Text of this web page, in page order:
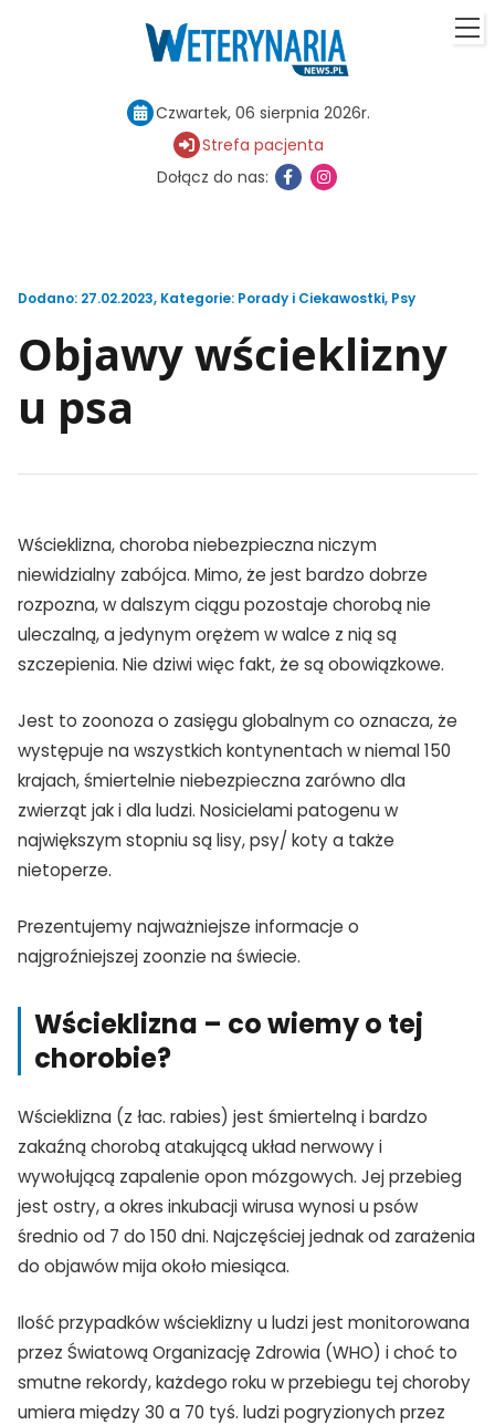
Czwartek, 06 sierpnia 2026r.
Strefa pacjenta
Dołącz do nas:
Dodano: 27.02.2023, Kategorie: Porady i Ciekawostki, Psy
Objawy wścieklizny
u psa
Wścieklizna, choroba niebezpieczna niczym
niewidzialny zabójca. Mimo, że jest bardzo dobrze
rozpozna, w dalszym ciągu pozostaje chorobą nie
uleczalną, a jedynym orężem w walce z nią są
szczepienia. Nie dziwi więc fakt, że są obowiązkowe.
Jest to zoonoza o zasięgu globalnym co oznacza, że
występuje na wszystkich kontynentach w niemal 150
krajach, śmiertelnie niebezpieczna zarówno dla
zwierząt jak i dla ludzi. Nosicielami patogenu w
największym stopniu są lisy, psy/ koty a także
nietoperze.
Prezentujemy najważniejsze informacje o
najgroźniejszej zoonzie na świecie.
Wścieklizna – co wiemy o tej
chorobie?
Wścieklizna (z łac. rabies) jest śmiertelną i bardzo
zakaźną chorobą atakującą układ nerwowy i
wywołującą zapalenie opon mózgowych. Jej przebieg
jest ostry, a okres inkubacji wirusa wynosi u psów
średnio od 7 do 150 dni. Najczęściej jednak od zarażenia
do objawów mija około miesiąca.
Ilość przypadków wścieklizny u ludzi jest monitorowana
przez Światową Organizację Zdrowia (WHO) i choć to
smutne rekordy, każdego roku w przebiegu tej choroby
umiera między 30 a 70 tyś. ludzi pogryzionych przez